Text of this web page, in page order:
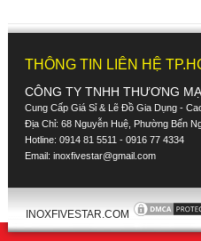
THÔNG TIN LIÊN HỆ
CÔNG TY TNHH THƯƠNG
Cung Cấp Giá Sỉ & Lẽ Đồ Gia Dụng -
Địa Chỉ: 68 Nguyễn Huệ, Phường Bến
Hotline: 0914 81 5511 - 0916 77 4334
Email: inoxfivestar@gmail.com
INOXFIVESTAR.COM